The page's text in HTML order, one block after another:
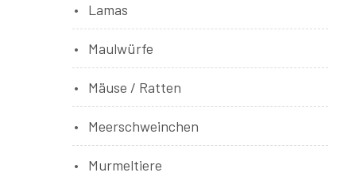
Lamas
Maulwürfe
Mäuse / Ratten
Meerschweinchen
Murmeltiere